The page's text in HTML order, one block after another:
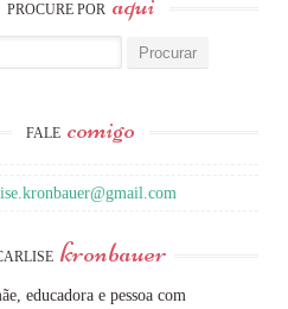
PROCURE POR
FALE comigo
kronbauer
educadora e pessoa com